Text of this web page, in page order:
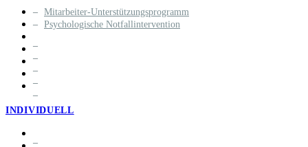
Mitarbeiter-Unterstützungsprogramm
Psychologische Notfallintervention
INDIVIDUELL